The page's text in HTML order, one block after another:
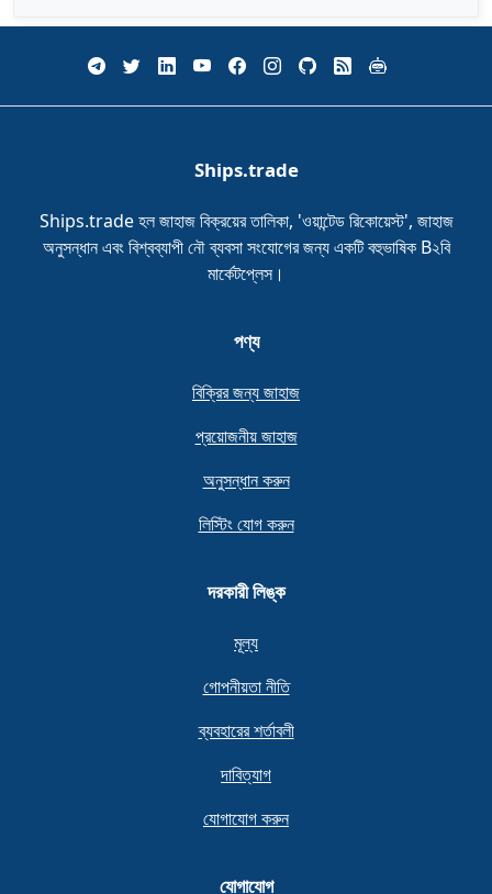
Ships.trade
Ships.trade হল জাহাজ বিক্রয়ের তালিকা, 'ওয়ান্টেড রিকোয়েস্ট', জাহাজ
অনুসন্ধান এবং বিশ্বব্যাপী নৌ ব্যবসা সংযোগের জন্য একটি বহুভাষিক B২বি
মার্কেটপ্লেস।
পণ্য
বিক্রির জন্য জাহাজ
প্রয়োজনীয় জাহাজ
অনুসন্ধান করুন
লিস্টিং যোগ করুন
দরকারী লিঙ্ক
মূল্য
গোপনীয়তা নীতি
ব্যবহারের শর্তাবলী
দাবিত্যাগ
যোগাযোগ করুন
যোগাযোগ